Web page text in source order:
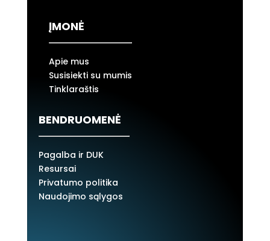
ĮMONĖ
Apie mus
Susisiekti su mumis
Tinklaraštis
BENDRUOMENĖ
Pagalba ir DUK
Resursai
Privatumo politika
Naudojimo sąlygos